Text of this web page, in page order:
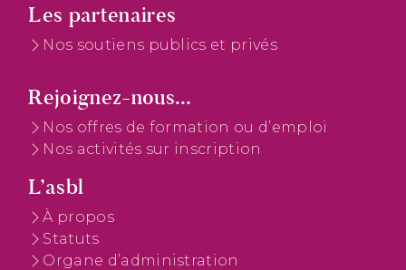
Les partenaires
Nos soutiens publics et privés
Rejoignez-nous...
Nos offres de formation ou d’emploi
Nos activités sur inscription
L’asbl
À propos
Statuts
Organe d’administration